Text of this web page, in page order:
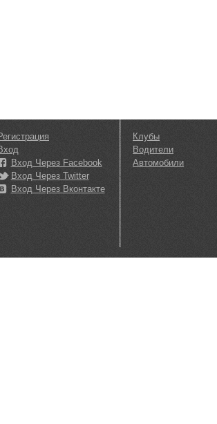
Вход Через Facebook
Вход Через Twitter
Вход Через Вконтакте
Клубы
Водители
Автомобили